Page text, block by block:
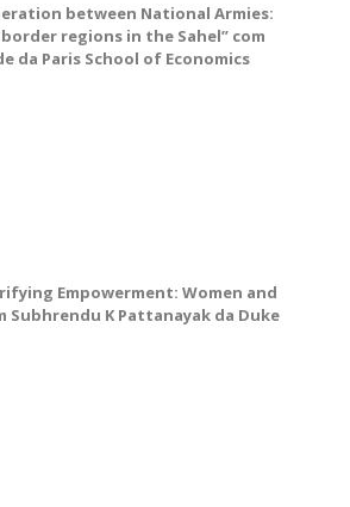
between National Armies:
regions in the Sahel” com
da Paris School of Economics
Empowerment: Women and
Subhrendu K Pattanayak da Duke